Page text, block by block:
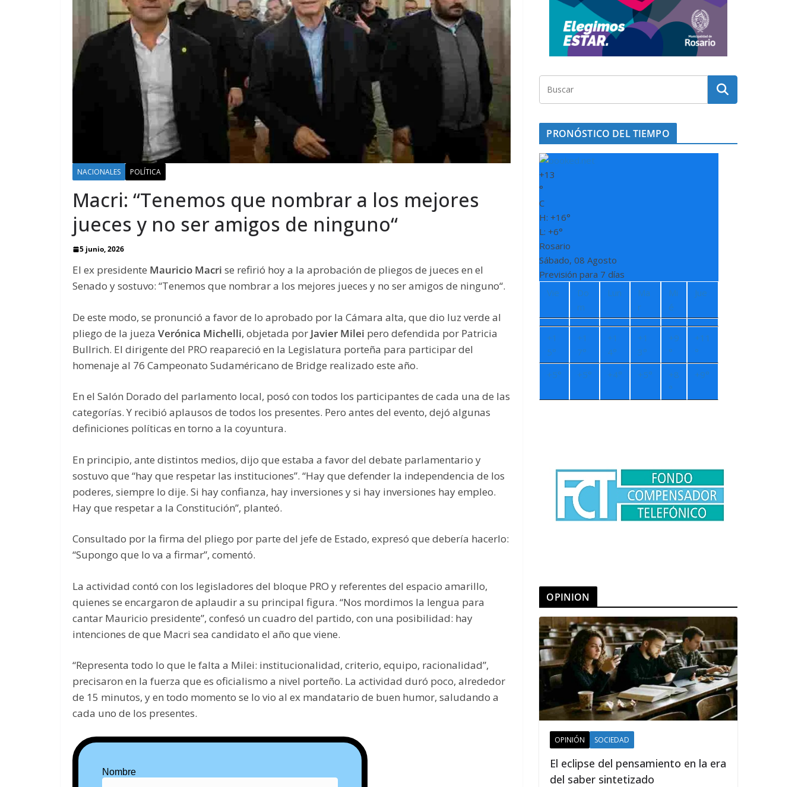
NACIONALES POLÍTICA
Macri: “Tenemos que nombrar a los mejores
jueces y no ser amigos de ninguno“
5 junio, 2026
El ex presidente Mauricio Macri se refirió hoy a la aprobación de pliegos de jueces en el
Senado y sostuvo: “Tenemos que nombrar a los mejores jueces y no ser amigos de ninguno“.
De este modo, se pronunció a favor de lo aprobado por la Cámara alta, que dio luz verde al
pliego de la jueza Verónica Michelli, objetada por Javier Milei pero defendida por Patricia
Bullrich. El dirigente del PRO reapareció en la Legislatura porteña para participar del
homenaje al 76 Campeonato Sudaméricano de Bridge realizado este año.
En el Salón Dorado del parlamento local, posó con todos los participantes de cada una de las
categorías. Y recibió aplausos de todos los presentes. Pero antes del evento, dejó algunas
definiciones políticas en torno a la coyuntura.
En principio, ante distintos medios, dijo que estaba a favor del debate parlamentario y
sostuvo que “hay que respetar las instituciones”. “Hay que defender la independencia de los
poderes, siempre lo dije. Si hay confianza, hay inversiones y si hay inversiones hay empleo.
Hay que respetar a la Constitución”, planteó.
Consultado por la firma del pliego por parte del jefe de Estado, expresó que debería hacerlo:
“Supongo que lo va a firmar”, comentó.
La actividad contó con los legisladores del bloque PRO y referentes del espacio amarillo,
quienes se encargaron de aplaudir a su principal figura. “Nos mordimos la lengua para
cantar Mauricio presidente”, confesó un cuadro del partido, con una posibilidad: hay
intenciones de que Macri sea candidato el año que viene.
“Representa todo lo que le falta a Milei: institucionalidad, criterio, equipo, racionalidad”,
precisaron en la fuerza que es oficialismo a nivel porteño. La actividad duró poco, alrededor
de 15 minutos, y en todo momento se lo vio al ex mandatario de buen humor, saludando a
cada uno de los presentes.
Nombre
PRONÓSTICO DEL TIEMPO
+13
°
C
H:+16°
L:+6°
Rosario
Sábado, 08 Agosto
Previsión para 7 días
Vie
Do
m
Lun
Ma
r
Mi
é
Jue
+1
5°
+1
7°
+1
4°
+1
3°
+9
°
+11
°
+5° +5° +4° +5° +8
°
+9°
OPINION
OPINIÓN SOCIEDAD
El eclipse del pensamiento en la era
del saber sintetizado